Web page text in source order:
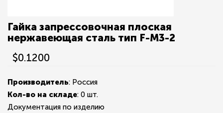
Гайка запрессовочная плоская
нержавеющая сталь тип F-М3-2
$0.1200
Производитель: Россия
Кол-во на складе: 0 шт.
Документация по изделию